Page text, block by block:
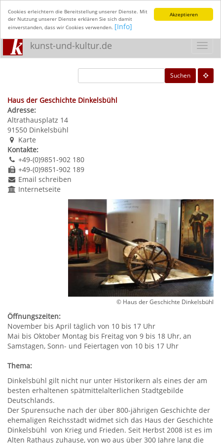
Akzeptieren
Cookies erleichtern die Bereitstellung unserer Dienste. Mit
der Nutzung unserer Dienste erklären Sie sich damit
einverstanden, dass wir Cookies verwenden. [Info]
kunst-und-kultur.de
Suchen
Haus der Geschichte Dinkelsbühl
Adresse:
Altrathausplatz 14
91550 Dinkelsbühl
Karte
Kontakte:
+49-(0)9851-902 180
+49-(0)9851-902 189
Email schreiben
Internetseite
© Haus der Geschichte Dinkelsbühl
Öffnungszeiten:
November bis April täglich von 10 bis 17 Uhr
Mai bis Oktober Montag bis Freitag von 9 bis 18 Uhr, an
Samstagen, Sonn- und Feiertagen von 10 bis 17 Uhr
Thema:
Dinkelsbühl gilt nicht nur unter Historikern als eines der am
besten erhaltenen spätmittelalterlichen Stadtgebilde
Deutschlands.
Der Spurensuche nach der über 800-jährigen Geschichte der
ehemaligen Reichsstadt widmet sich das Haus der Geschichte
Dinkelsbühl  von Krieg und Frieden. Seit Herbst 2008 ist es im
Alten Rathaus zuhause, von wo aus über 300 Jahre lang die